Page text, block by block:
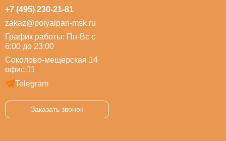
+7 (495) 230-21-81
zakaz@polyalpan-msk.ru
График работы: Пн-Вс с
6:00 до 23:00
Соколово-мещерская 14
офис 11
Telegram
Заказать звонок